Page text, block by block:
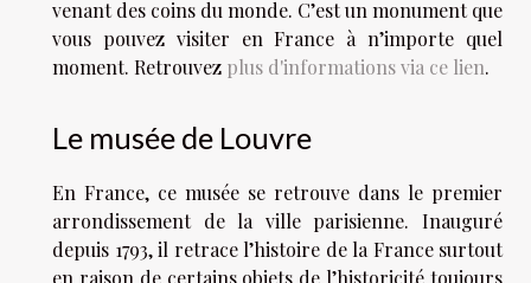
venant des coins du monde. C’est un monument que
vous pouvez visiter en France à n’importe quel
moment. Retrouvez plus d'informations via ce lien.
Le musée de Louvre
En France, ce musée se retrouve dans le premier
arrondissement de la ville parisienne. Inauguré
depuis 1793, il retrace l’histoire de la France surtout
en raison de certains objets de l’historicité toujours